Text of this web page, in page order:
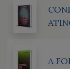
A